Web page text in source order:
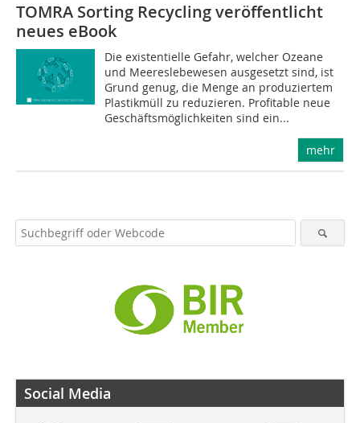
TOMRA Sorting Recycling veröffentlicht
neues eBook
Die existentielle Gefahr, welcher Ozeane
und Meereslebewesen ausgesetzt sind, ist
Grund genug, die Menge an produziertem
Plastikmüll zu reduzieren. Profitable neue
Geschäftsmöglichkeiten sind ein...
mehr
Social Media